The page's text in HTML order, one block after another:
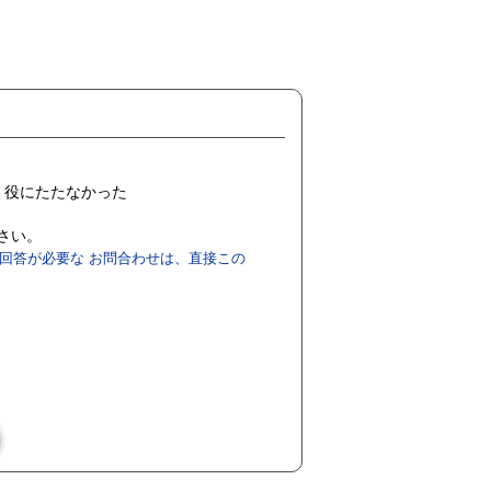
役にたたなかった
い。
答が必要な お問合わせは、直接この